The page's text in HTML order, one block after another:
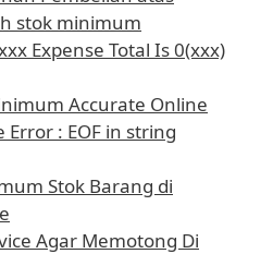
stok minimum
Expense Total Is 0(xxx)
Accurate Online
Error : EOF in string
Stok Barang di
Agar Memotong Di